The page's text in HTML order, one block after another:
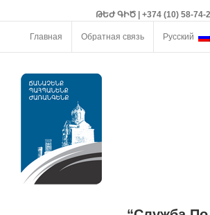
ԹԵԺ ԳԻԾ | +374 (10) 58-74-
Главная Обратная связь Русский